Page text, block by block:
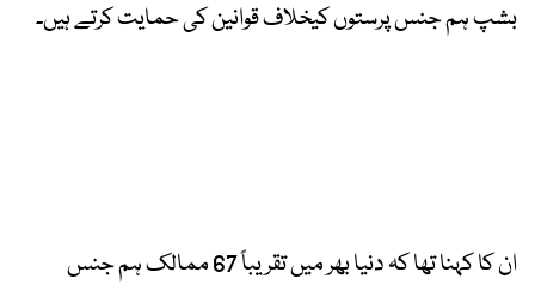
بشپ ہم جنس پرستوں کیخلاف قوانین کی حمایت کرتے ہیں۔
ان کا کہنا تھا کہ دنیا بھر میں تقریباً 67 ممالک ہم جنس